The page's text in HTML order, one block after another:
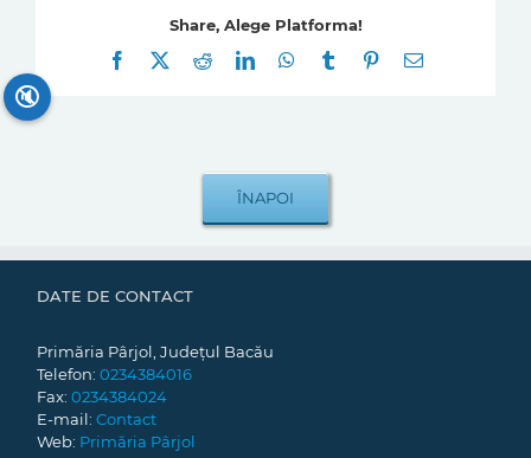
Share, Alege Platforma!
Facebook
RedditLinkedInWhatsApp
Tumblr Pinterest
E-
DATE DE CONTACT
Primăria Pârjol, Județul Bacău
Telefon: 0234384016
Fax: 0234384024
E-mail: Contact
Web: Primăria Pârjol
🔇